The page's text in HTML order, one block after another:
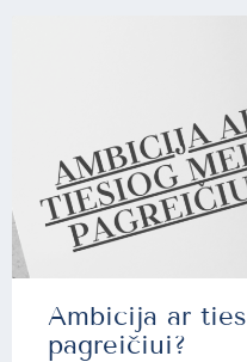
Ambicija ar
pagreičiui?